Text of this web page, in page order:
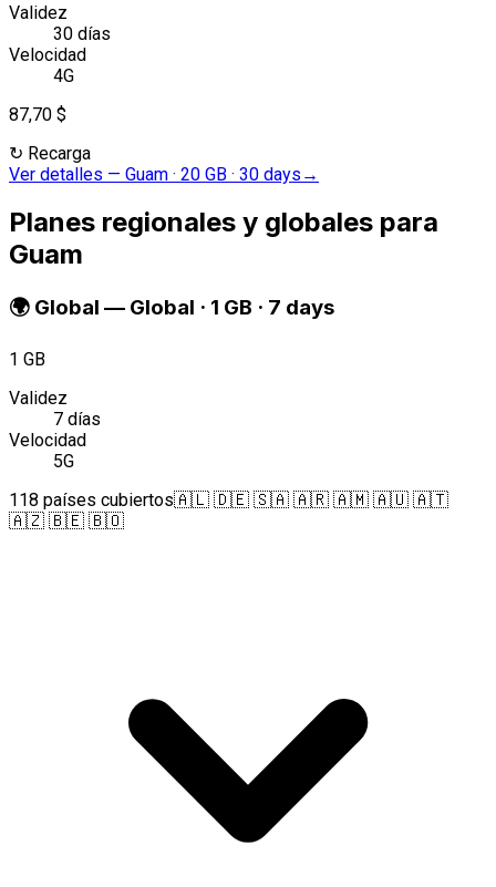
Validez
30 días
Velocidad
4G
87,70 $
↻ Recarga
Ver detalles — Guam · 20 GB · 30 days →
Planes regionales y globales para
Guam
🌍 Global — Global · 1 GB · 7 days
1 GB
Validez
7 días
Velocidad
5G
118 países cubiertos🇦🇱 🇩🇪 🇸🇦 🇦🇷 🇦🇲 🇦🇺 🇦🇹
🇦🇿 🇧🇪 🇧🇴